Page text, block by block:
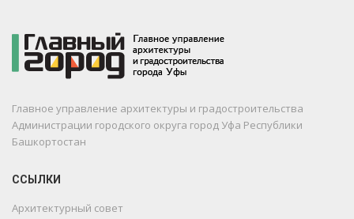
Главное управление архитектуры и градостроительства
Администрации городского округа город Уфа Республики
Башкортостан
ССЫЛКИ
Архитектурный совет